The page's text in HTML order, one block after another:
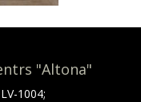
"Altona"
1004;